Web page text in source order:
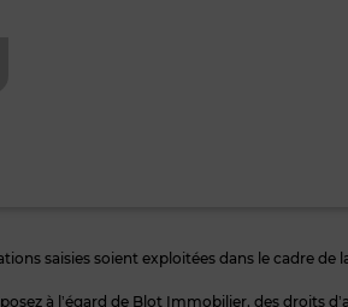
saisies soient exploitées dans le cadre de
à l’égard de Blot Immobilier, des droits